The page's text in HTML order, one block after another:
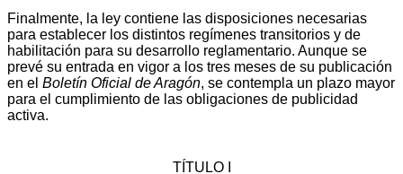
Finalmente, la ley contiene las disposiciones necesarias
para establecer los distintos regímenes transitorios y de
habilitación para su desarrollo reglamentario. Aunque se
prevé su entrada en vigor a los tres meses de su publicación
en el Boletín Oficial de Aragón, se contempla un plazo mayor
para el cumplimiento de las obligaciones de publicidad
activa.
TÍTULO I